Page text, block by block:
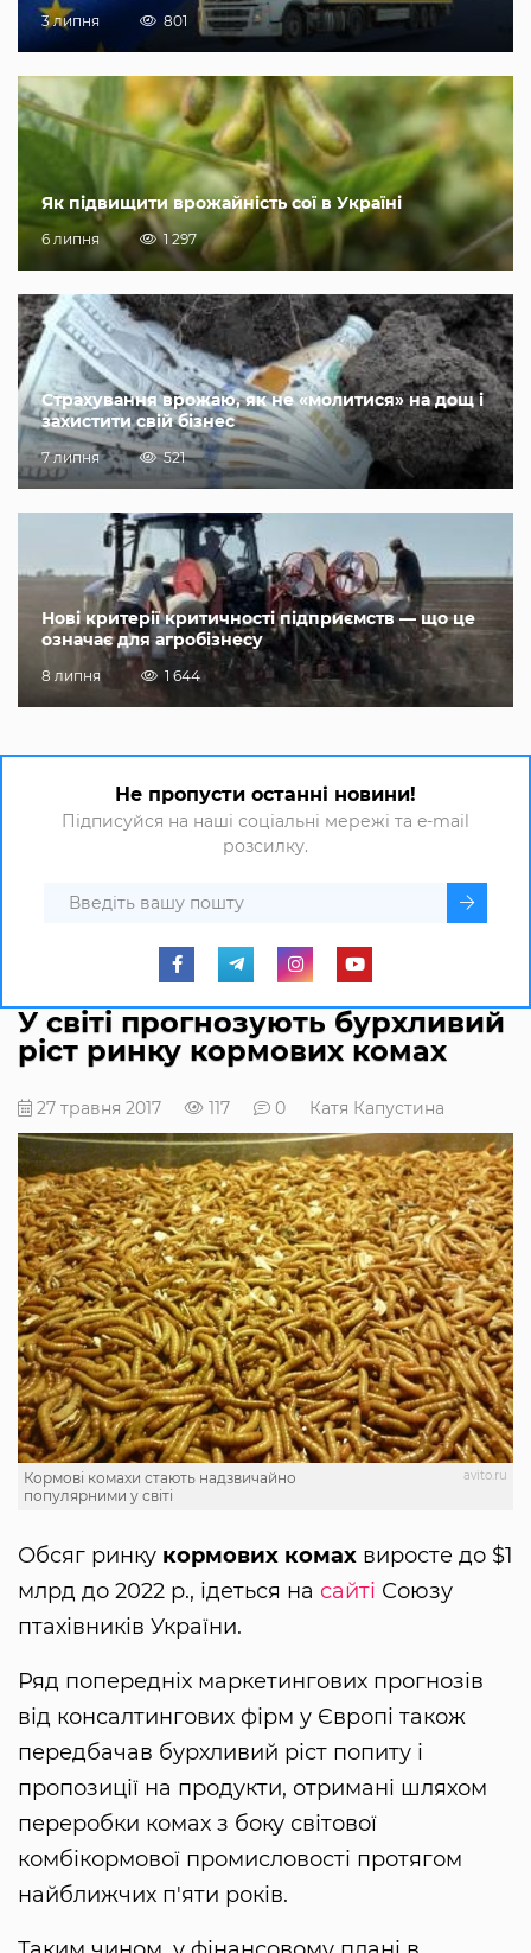
3 липня 801
Як підвищити врожайність сої в Україні
6 липня 1 297
Страхування врожаю, як не «молитися» на дощ і
захистити свій бізнес
7 липня 521
Нові критерії критичності підприємств — що це
означає для агробізнесу
8 липня 1 644
Не пропусти останні новини!
Підписуйся на наші соціальні мережі та e-mail
розсилку.
У світі прогнозують бурхливий
ріст ринку кормових комах
27 травня 2017 117 0 Катя Капустина
avito.ru
Кормові комахи стають надзвичайно
популярними у світі
Обсяг ринку кормових комах виросте до $1
млрд до 2022 р., ідеться на сайті Союзу
птахівників України.
Ряд попередніх маркетингових прогнозів
від консалтингових фірм у Європі також
передбачав бурхливий ріст попиту і
пропозиції на продукти, отримані шляхом
переробки комах з боку світової
комбікормової промисловості протягом
найближчих п'яти років.